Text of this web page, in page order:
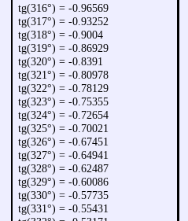
tg(316°) = -0.96569
tg(317°) = -0.93252
tg(318°) = -0.9004
tg(319°) = -0.86929
tg(320°) = -0.8391
tg(321°) = -0.80978
tg(322°) = -0.78129
tg(323°) = -0.75355
tg(324°) = -0.72654
tg(325°) = -0.70021
tg(326°) = -0.67451
tg(327°) = -0.64941
tg(328°) = -0.62487
tg(329°) = -0.60086
tg(330°) = -0.57735
tg(331°) = -0.55431